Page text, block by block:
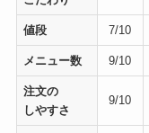
値段 7/10
メニュー数 9/10
注文の
しやすさ
9/10